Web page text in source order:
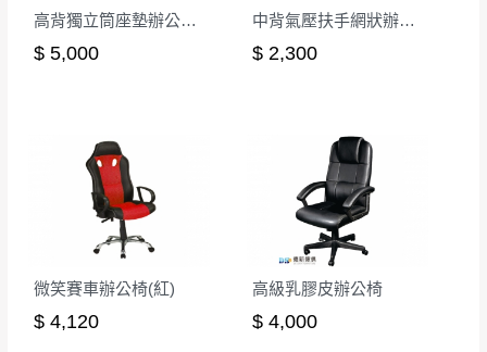
遇百貨周年慶期間，恕暫停百貨公司相關運送 》
無回收家具服務，若需回收家俱可聯絡當地請清潔隊
有商品一年保固之服務。
▪️訂單成立 時請儘速於三日內完成付款，
日內若未接獲您的匯款或轉帳通知，商品將不
予保留(訂單自動取消)。
無回收家具服務，若需回收家具可聯絡當地請清
潔隊回收,免付費清運專線：0800-085-717。
高背獨立筒座墊辦公椅/後仰無段鎖定
$ 5,000
中背氣壓扶手網狀辦公椅-紅
$ 2,300
微笑賽車辦公椅(紅)
$ 4,120
高級乳膠皮辦公椅
$ 4,000